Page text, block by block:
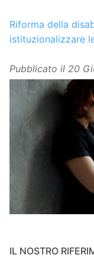
Riforma della
istituzionalizzare
Pubblicato il 20
IL NOSTRO